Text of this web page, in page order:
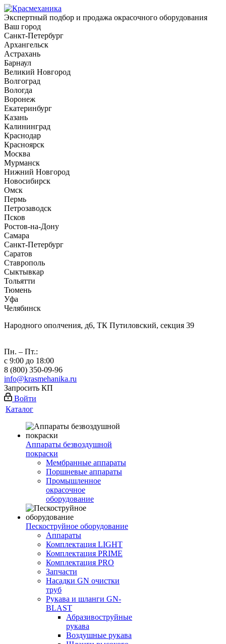
Экспертный подбор и продажа окрасочного оборудования
Ваш город
Санкт-Петербург
Архангельск
Астрахань
Барнаул
Великий Новгород
Волгоград
Вологда
Воронеж
Екатеринбург
Казань
Калининград
Краснодар
Красноярск
Москва
Мурманск
Нижний Новгород
Новосибирск
Омск
Пермь
Петрозаводск
Псков
Ростов-на-Дону
Самара
Санкт-Петербург
Саратов
Ставрополь
Сыктывкар
Тольятти
Тюмень
Уфа
Челябинск
Народного ополчения, д6, ТК Путиловский, секция 39
Пн. – Пт.:
с 9:00 до 18:00
8 (800) 350-09-96
info@krasmehanika.ru
Запросить КП
Войти
Каталог
Аппараты безвоздушной
покраски
Мембранные аппараты
Поршневые аппараты
Промышленное
окрасочное
оборудование
Пескоструйное оборудование
Аппараты
Комплектация LIGHT
Комплектация PRIME
Комплектация PRO
Запчасти
Насадки GN очистки
труб
Рукава и шланги GN-
BLAST
Абразивоструйные
рукава
Воздушные рукава